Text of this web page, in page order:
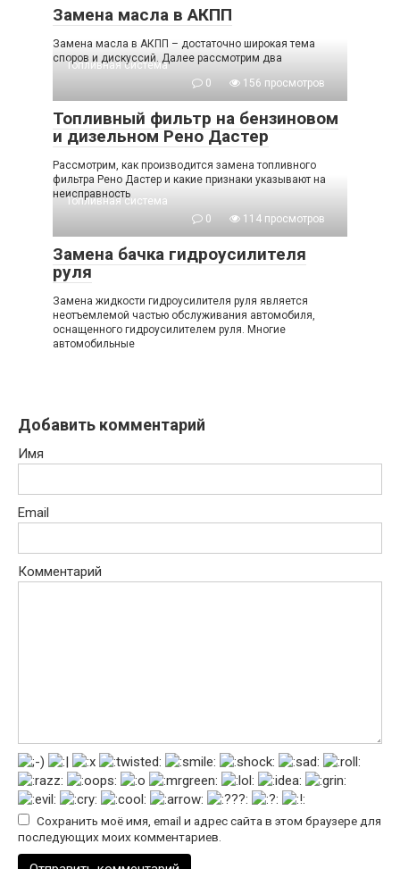
Замена масла в АКПП
Замена масла в АКПП – достаточно широкая тема
споров и дискуссий. Далее рассмотрим два
Топливная система
0
156 просмотров
Топливный фильтр на бензиновом
и дизельном Рено Дастер
Рассмотрим, как производится замена топливного
фильтра Рено Дастер и какие признаки указывают на
неисправность
Топливная система
0
114 просмотров
Замена бачка гидроусилителя
руля
Замена жидкости гидроусилителя руля является
неотъемлемой частью обслуживания автомобиля,
оснащенного гидроусилителем руля. Многие
автомобильные
Добавить комментарий
Имя
Email
Комментарий
Сохранить моё имя, email и адрес сайта в этом браузере для
последующих моих комментариев.